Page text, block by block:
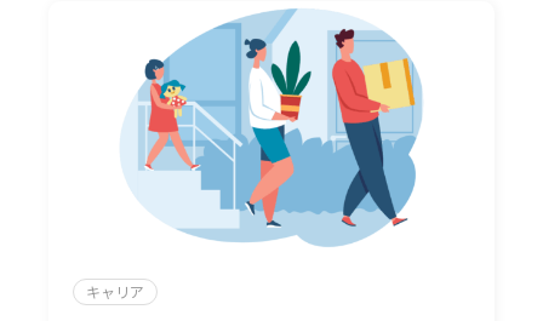
キャリア